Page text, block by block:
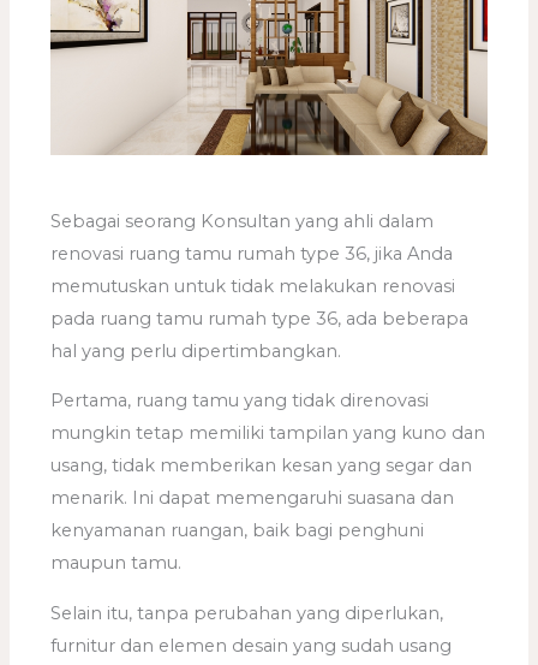
Sebagai seorang Konsultan yang ahli dalam
renovasi ruang tamu rumah type 36, jika Anda
memutuskan untuk tidak melakukan renovasi
pada ruang tamu rumah type 36, ada beberapa
hal yang perlu dipertimbangkan.
Pertama, ruang tamu yang tidak direnovasi
mungkin tetap memiliki tampilan yang kuno dan
usang, tidak memberikan kesan yang segar dan
menarik. Ini dapat memengaruhi suasana dan
kenyamanan ruangan, baik bagi penghuni
maupun tamu.
Selain itu, tanpa perubahan yang diperlukan,
furnitur dan elemen desain yang sudah usang